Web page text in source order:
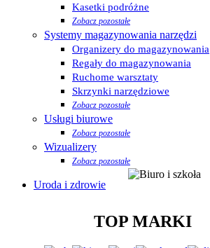
Kasetki podróżne
Zobacz pozostałe
Systemy magazynowania narzędzi
Organizery do magazynowania
Regały do magazynowania
Ruchome warsztaty
Skrzynki narzędziowe
Zobacz pozostałe
Usługi biurowe
Zobacz pozostałe
Wizualizery
Zobacz pozostałe
Uroda i zdrowie
TOP MARKI